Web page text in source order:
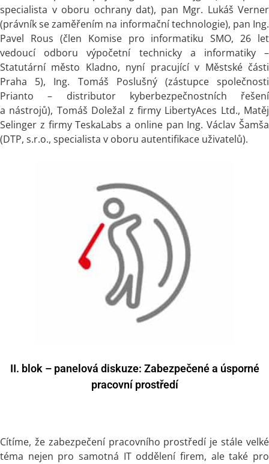
specialista v oboru ochrany dat), pan Mgr. Lukáš Verner
(právník se zaměřením na informační technologie), pan Ing.
Pavel Rous (člen Komise pro informatiku SMO, 26 let
vedoucí odboru výpočetní technicky a informatiky –
Statutární město Kladno, nyní pracující v Městské části
Praha 5), Ing. Tomáš Poslušný (zástupce společnosti
Prianto – distributor kyberbezpečnostních řešení
a nástrojů), Tomáš Doležal z firmy LibertyAces Ltd., Matěj
Selinger z firmy TeskaLabs a online pan Ing. Václav Šamša
(DTP, s.r.o., specialista v oboru autentifikace uživatelů).
II. blok – panelová diskuze: Zabezpečené a úsporné
pracovní prostředí
Cítíme, že zabezpečení pracovního prostředí je stále velké
téma nejen pro samotná IT oddělení firem, ale také pro